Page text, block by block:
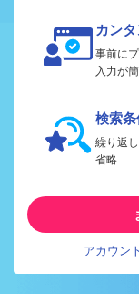
カン
事前に
入力が
検索
繰り返
省略
アカウン